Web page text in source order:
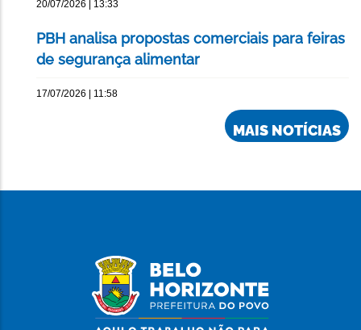
20/07/2026 | 13:33
PBH analisa propostas comerciais para feiras
de segurança alimentar
17/07/2026 | 11:58
MAIS NOTÍCIAS